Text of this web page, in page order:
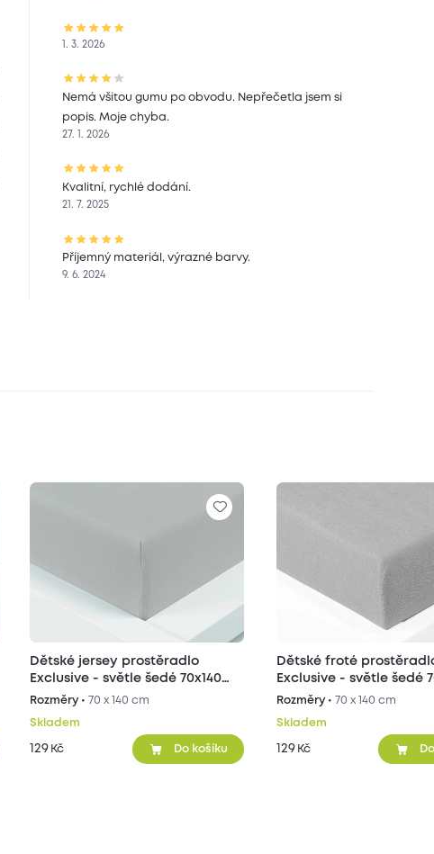
1. 3. 2026
Nemá všitou gumu po obvodu. Nepřečetla jsem si
popis. Moje chyba.
27. 1. 2026
Kvalitní, rychlé dodání.
21. 7. 2025
Příjemný materiál, výrazné barvy.
9. 6. 2024
Dětské jersey prostěradlo
Exclusive - světle šedé 70x140
cm
Rozměry • 70 x 140 cm
Skladem
129 Kč Do košíku
Dětské froté
Exclusive - světle šedé
cm
Rozměry • 70 x 140 cm
Skladem
129 Kč